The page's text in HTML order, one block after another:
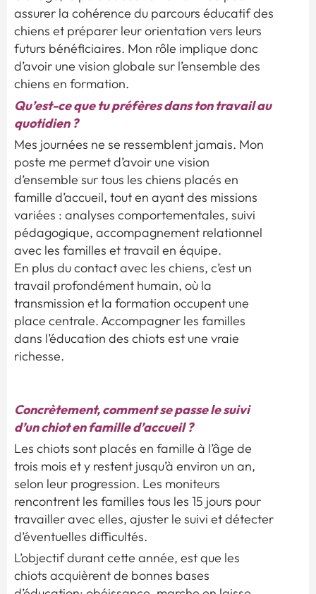
assurer la cohérence du parcours éducatif des
chiens et préparer leur orientation vers leurs
futurs bénéficiaires. Mon rôle implique donc
d’avoir une vision globale sur l’ensemble des
chiens en formation.
Qu’est-ce que tu préfères dans ton travail au
quotidien ?
Mes journées ne se ressemblent jamais. Mon
poste me permet d’avoir une vision
d’ensemble sur tous les chiens placés en
famille d’accueil, tout en ayant des missions
variées : analyses comportementales, suivi
pédagogique, accompagnement relationnel
avec les familles et travail en équipe.
En plus du contact avec les chiens, c’est un
travail profondément humain, où la
transmission et la formation occupent une
place centrale. Accompagner les familles
dans l’éducation des chiots est une vraie
richesse.
Concrètement, comment se passe le suivi
d’un chiot en famille d’accueil ?
Les chiots sont placés en famille à l’âge de
trois mois et y restent jusqu’à environ un an,
selon leur progression. Les moniteurs
rencontrent les familles tous les 15 jours pour
travailler avec elles, ajuster le suivi et détecter
d’éventuelles difficultés.
L’objectif durant cette année, est que les
chiots acquièrent de bonnes bases